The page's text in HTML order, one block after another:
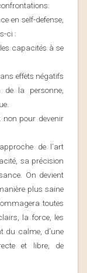
en self-defense,
ci :
capacités à se
effets négatifs
de la personne,
non pour devenir
de l’art
sa précision
. On devient
plus saine
toutes
la force, les
du calme, d’une
et libre, de